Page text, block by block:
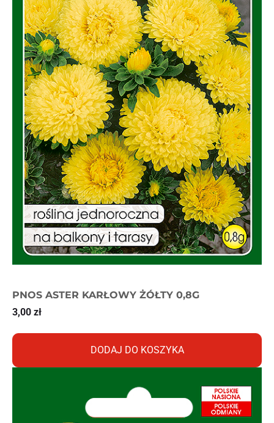
PNOS ASTER KARŁOWY ŻÓŁTY 0,8G
3,00 zł
DODAJ DO KOSZYKA